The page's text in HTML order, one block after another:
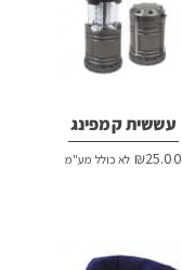
עששית קמפינג
₪25.00 לא כולל מע"מ